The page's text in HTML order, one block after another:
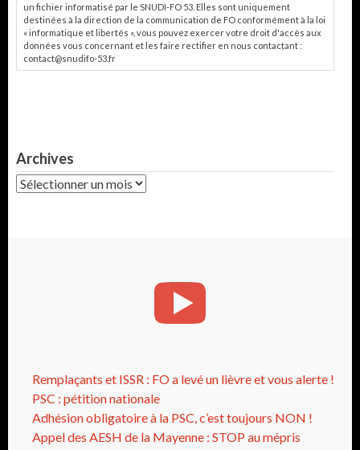
un fichier informatisé par le SNUDI-FO 53. Elles sont uniquement
destinées à la direction de la communication de FO conformément à la loi
« informatique et libertés », vous pouvez exercer votre droit d'accès aux
données vous concernant et les faire rectifier en nous contactant :
contact@snudifo-53.fr
Archives
Archives
Remplaçants et ISSR : FO a levé un lièvre et vous alerte !
PSC : pétition nationale
Adhésion obligatoire à la PSC, c’est toujours NON !
Appel des AESH de la Mayenne : STOP au mépris